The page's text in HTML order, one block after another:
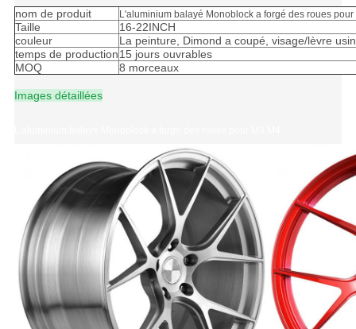
nom de produit L'aluminium balayé Monoblock a forgé des roues pour
Taille
16-22INCH
couleur
La peinture, Dimond a coupé, visage/lèvre
temps de production15 jours ouvrables
MOQ
8 morceaux
Images détaillées